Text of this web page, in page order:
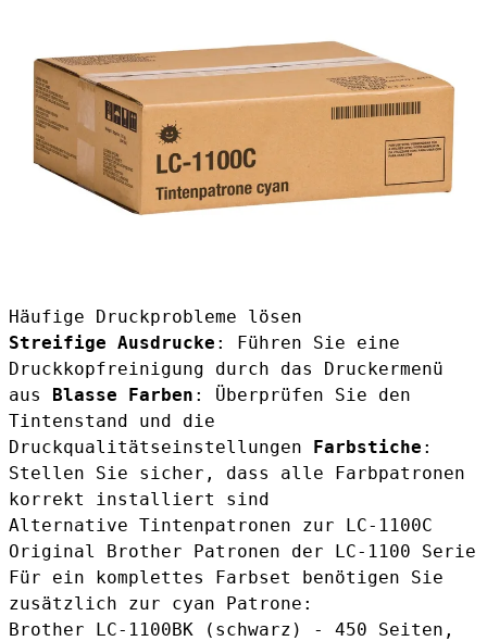
Häufige Druckprobleme lösen
Streifige Ausdrucke : Führen Sie eine
Druckkopfreinigung durch das Druckermenü
aus Blasse Farben : Überprüfen Sie den
Tintenstand und die
Druckqualitätseinstellungen Farbstiche :
Stellen Sie sicher, dass alle Farbpatronen
korrekt installiert sind
Alternative Tintenpatronen zur LC-1100C
Original Brother Patronen der LC-1100 Serie
Für ein komplettes Farbset benötigen Sie
zusätzlich zur cyan Patrone:
Brother LC-1100BK (schwarz)
- 450 Seiten,